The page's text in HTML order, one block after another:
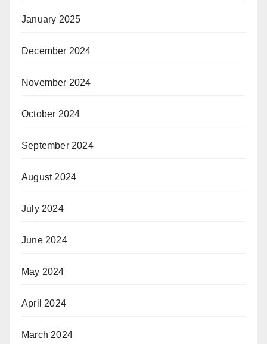
January 2025
December 2024
November 2024
October 2024
September 2024
August 2024
July 2024
June 2024
May 2024
April 2024
March 2024